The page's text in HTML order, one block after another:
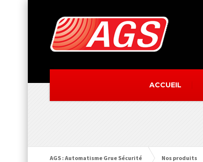
ACCUEIL
AGS : Automatisme Grue Sécurité Nos produits